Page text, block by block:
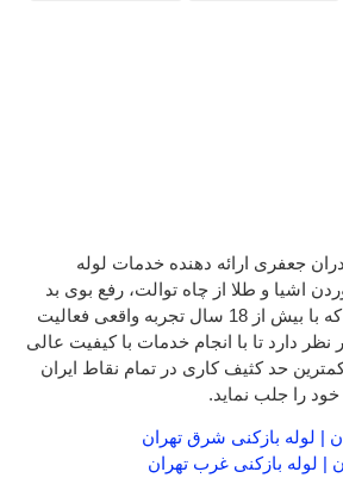
جعفری ارائه دهنده خدمات لوله
اشیا و طلا از چاه توالت، رفع بوی بد
فاضلاب و … می باشد که با بیش از 18 سال تجربه واقعی فعالیت
دارد تا با انجام خدمات با کیفیت عالی
حد کثیف کاری در تمام نقاط ایران
را جلب نماید.
| لوله بازکنی شرق تهران
| لوله بازکنی غرب تهران